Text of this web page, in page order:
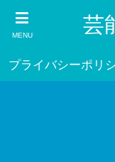
MENU 芸
プライバシーポリ